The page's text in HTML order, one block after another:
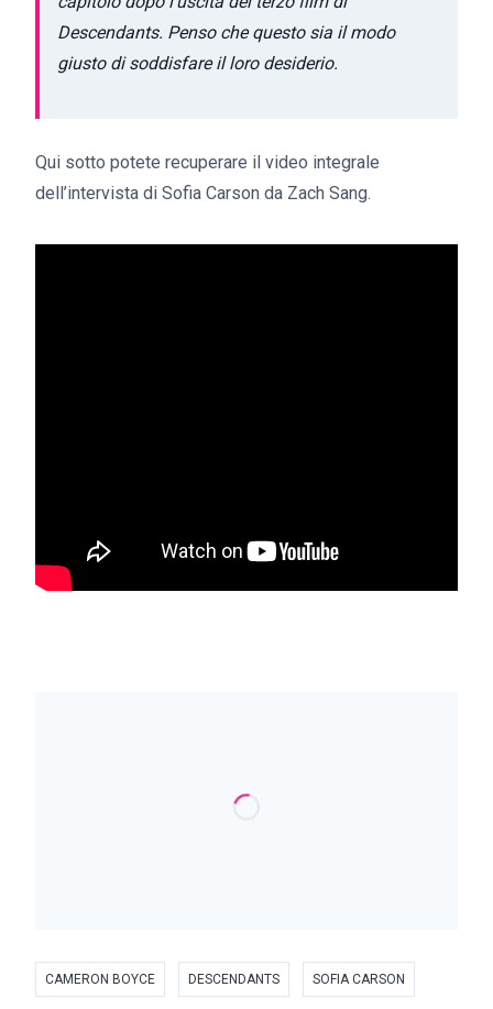
Descendants. Penso che questo sia il modo
giusto di soddisfare il loro desiderio.
Qui sotto potete recuperare il video integrale
dell’intervista di Sofia Carson da Zach Sang.
CAMERON BOYCE DESCENDANTS SOFIA CARSON